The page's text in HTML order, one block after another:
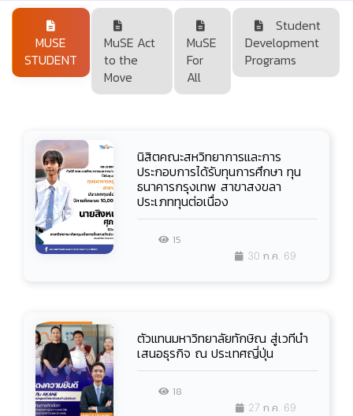
MUSE
STUDENT
MuSE Act
to the
Move
MuSE
For
All
Student
Development
Programs
นิสิตคณะสหวิทยาการและการ
ประกอบการได้รับทุนการศึกษา ทุน
ธนาคารกรุงเทพ สาขาสงขลา
ประเภททุนต่อเนื่อง
15
30 ก.ค. 69
ตัวแทนมหาวิทยาลัยทักษิณ สู่เวทีนำ
เสนอธุรกิจ ณ ประเทศญี่ปุ่น
18
27 ก.ค. 69